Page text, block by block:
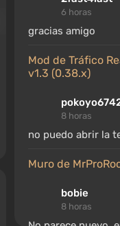
6 horas
gracias amigo
Mod de Tráfico Realista Simplificado del Agente
v1.3 (0.38.x)
8 horas
no puedo abrir la
Muro de
bobie
8 horas